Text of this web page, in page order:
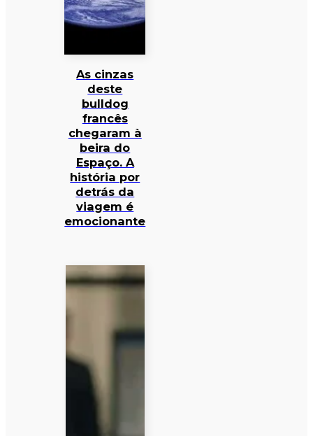
As cinzas
deste
bulldog
francês
chegaram à
beira do
Espaço. A
história por
detrás da
viagem é
emocionante